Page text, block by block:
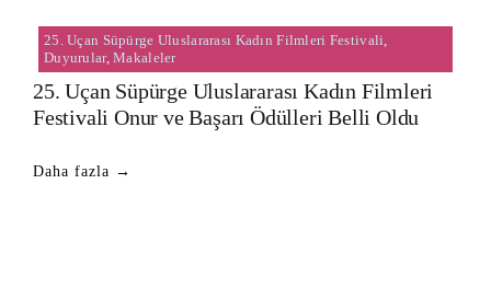
25. Uçan Süpürge Uluslararası Kadın Filmleri Festivali,
Duyurular,Makaleler
25. Uçan Süpürge Uluslararası Kadın Filmleri
Festivali Onur ve Başarı Ödülleri Belli Oldu
Daha fazla →